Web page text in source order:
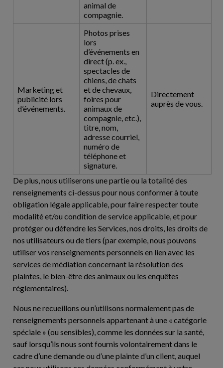
animal de
compagnie.
Marketing et
publicité lors
d’événements.
Photos prises
lors
d’événements en
direct (p. ex.,
spectacles de
chiens, de chats
et de chevaux,
foires pour
animaux de
compagnie, etc.),
titre, nom,
adresse courriel,
numéro de
téléphone et
signature.
Directement
auprès de vous.
De plus, nous utiliserons une partie ou la totalité des
renseignements ci-dessus pour nous conformer à toute
obligation légale applicable, pour faire respecter toute
modalité et/ou condition de service applicable, et pour
protéger ou défendre les Services, nos droits, les droits de
nos utilisateurs ou de tiers (par exemple, nous pouvons
utiliser vos renseignements personnels en lien avec les
services de médiation concernant la résolution des
plaintes, le bien-être des animaux ou les enquêtes
réglementaires).
Nous ne recueillons ou n’utilisons normalement pas de
renseignements personnels appartenant à une « catégorie
spéciale » (ou sensibles), comme les données sur la santé,
sauf lorsqu’ils nous sont fournis volontairement dans le
cadre d’une demande ou d’une plainte d’un client, auquel